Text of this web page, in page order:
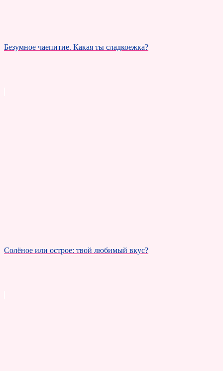
Безумное чаепитие. Какая ты сладкоежка?
Солёное или острое: твой любимый вкус?